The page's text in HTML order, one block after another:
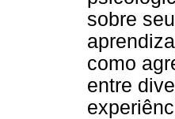
sobre
como
entre